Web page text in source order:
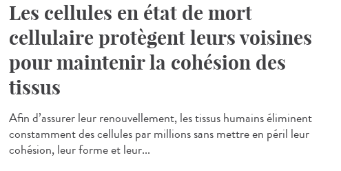
Les cellules en état de mort
cellulaire protègent leurs voisines
pour maintenir la cohésion des
tissus
Afin d’assurer leur renouvellement, les tissus humains éliminent
constamment des cellules par millions sans mettre en péril leur
cohésion, leur forme et leur...